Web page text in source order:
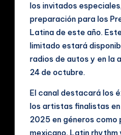
los invitados
preparación para los
Latina de este año.
limitado estará
radios de autos y en la
24 de octubre.
El canal destacará los
los artistas finalistas
2025 en géneros
mexicano, Latin